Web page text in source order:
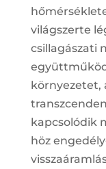
világszerte
csillagászati
környezetet,
kapcsolódik
höz